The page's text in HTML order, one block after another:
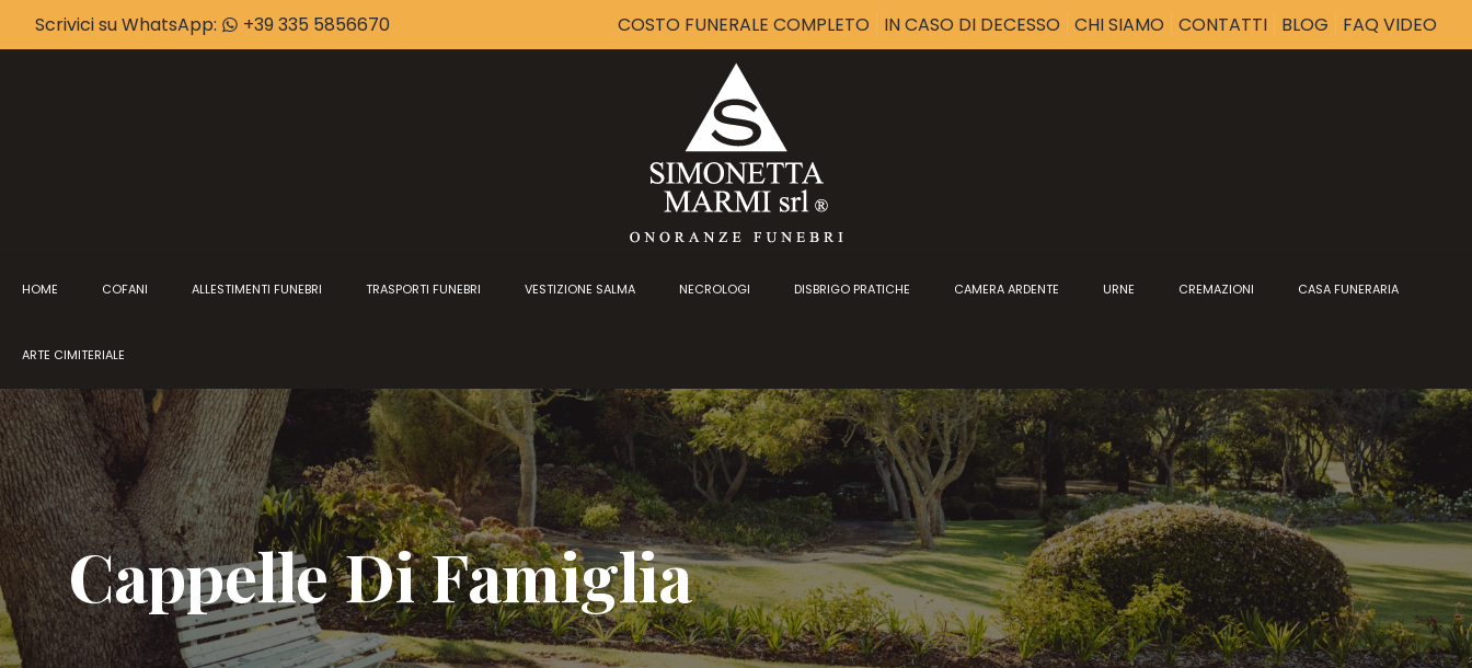
Scrivici su WhatsApp: +39 335 5856670 COSTO FUNERALE COMPLETO IN CASO DI DECESSO CHI SIAMO CONTATTI BLOG FAQ VIDEO
HOME COFANI ALLESTIMENTI FUNEBRI TRASPORTI FUNEBRI VESTIZIONE SALMA NECROLOGI DISBRIGO PRATICHE CAMERA ARDENTE URNE CREMAZIONI CASA FUNERARIA
ARTE CIMITERIALE
Cappelle Di Famiglia